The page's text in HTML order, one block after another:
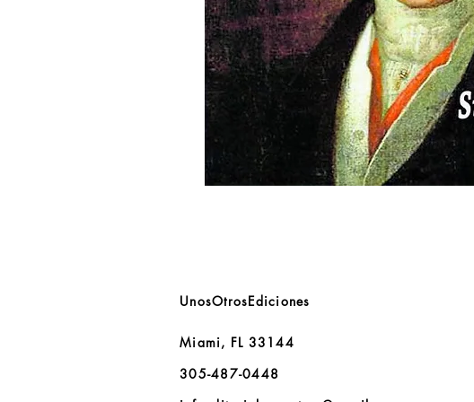
UnosOtrosEdiciones
Miami, FL 33144
305-487-0448